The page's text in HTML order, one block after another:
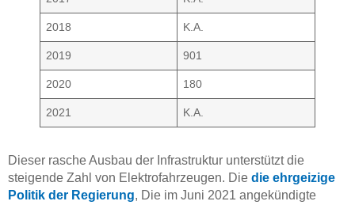
2018 K.A.
2019 901
2020 180
2021 K.A.
Dieser rasche Ausbau der Infrastruktur unterstützt die
steigende Zahl von Elektrofahrzeugen. Die die ehrgeizige
Politik der Regierung, Die im Juni 2021 angekündigte